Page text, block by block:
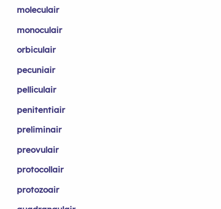
moleculair
monoculair
orbiculair
pecuniair
pelliculair
penitentiair
preliminair
preovulair
protocollair
protozoair